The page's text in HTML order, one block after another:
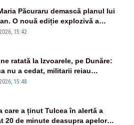
Păcuraru demască planul lui
O nouă ediție explozivă a
„Miza Zilei” la Realitatea PLUS
15:42
ratată la Izvoarele, pe Dunăre:
nu a cedat, militarii reiau
luni – VIDEO
15:48
care a ținut Tulcea în alertă a
20 de minute deasupra apelor